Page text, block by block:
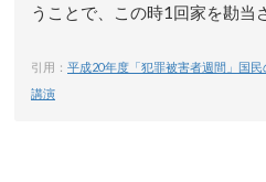
うことで、この時1回家を勘当
引用： 平成20年度「犯罪被害者週間」国
講演